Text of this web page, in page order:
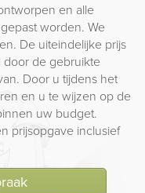
en alle
worden. We
De uiteindelijke prijs
de gebruikte
Door u tijdens het
en u te wijzen op de
uw budget.
prijsopgave inclusief